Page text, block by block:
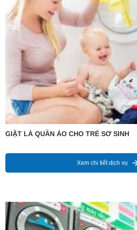
GIẶT LÀ QUẦN ÁO CHO TRẺ SƠ SINH
Xem chi tiết dịch vụ